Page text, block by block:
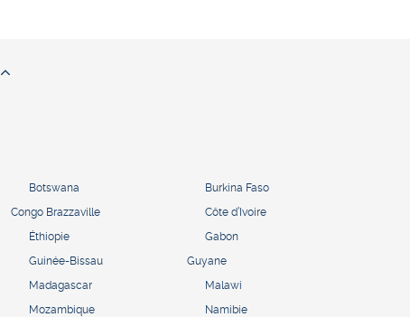
Botswana
Burkina Faso
Congo Brazzaville
Côte d’Ivoire
Éthiopie
Gabon
Guinée-Bissau
Guyane
Madagascar
Malawi
Mozambique
Namibie